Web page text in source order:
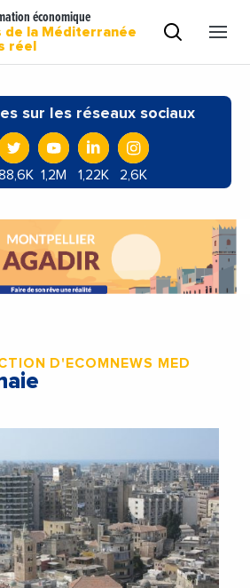
économique
de la Méditerranée
réel
sur les réseaux sociaux
1,2M 1,22K 2,6K
D'ECOMNEWS MED